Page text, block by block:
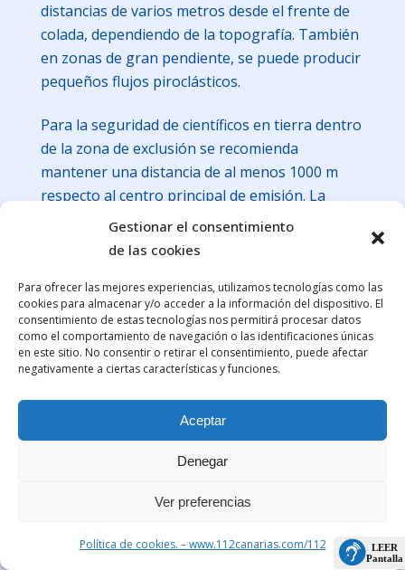
Gestionar el consentimiento
de las cookies
Para ofrecer las mejores experiencias, utilizamos tecnologías como las
cookies para almacenar y/o acceder a la información del dispositivo. El
consentimiento de estas tecnologías nos permitirá procesar datos
como el comportamiento de navegación o las identificaciones únicas
en este sitio. No consentir o retirar el consentimiento, puede afectar
negativamente a ciertas características y funciones.
Aceptar
Denegar
Ver preferencias
Política de cookies. – www.112canarias.com/112
distancias de varios metros desde el frente de
colada, dependiendo de la topografía. También
en zonas de gran pendiente, se puede producir
pequeños flujos piroclásticos.
Para la seguridad de científicos en tierra dentro
de la zona de exclusión se recomienda
mantener una distancia de al menos 1000 m
respecto al centro principal de emisión. La
aproximación a distancias menores puede
realizarse, con fines de observación científica
bueno de la Dirección Técnica de PEVOLCA.
Se ha reforzado el seguimiento continuo de la
actividad y se comunicará cualquier cambio
significativo que se observe. Manténganse
atentos a la información que proporcionen las
correspondientes autoridades de Protección
85 visitas totales, 1 visitas hoy